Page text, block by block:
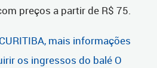
preços a partir de R$ 75.
mais informações
os ingressos do balé O